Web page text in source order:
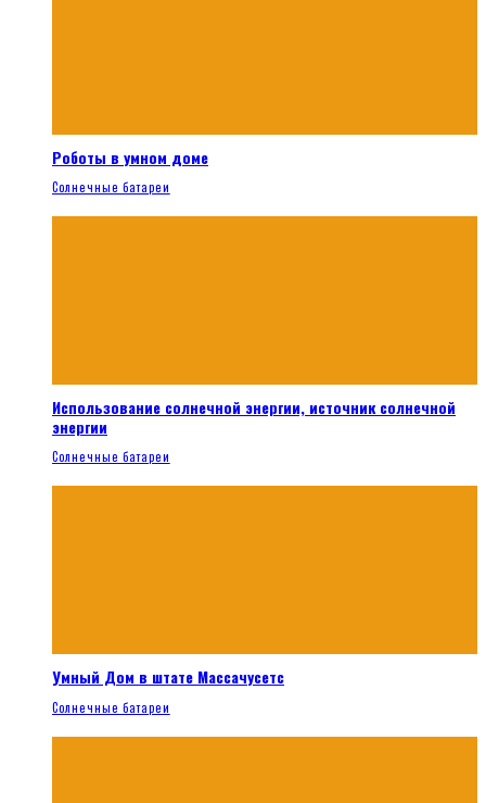
Роботы в умном доме
Солнечные батареи
Использование солнечной энергии, источник солнечной
энергии
Солнечные батареи
Умный Дом в штате Массачусетс
Солнечные батареи